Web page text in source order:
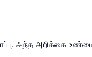
அந்த அறிக்கை